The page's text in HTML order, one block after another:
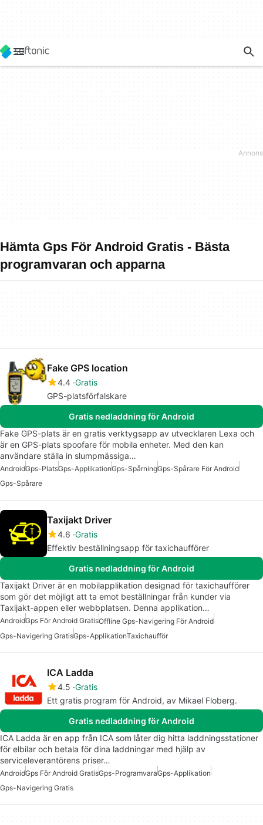
Hämta Gps För Android Gratis - Bästa
programvaran och apparna
Fake GPS location
4.4 Gratis
GPS-platsförfalskare
Gratis nedladdning för Android
Fake GPS-plats är en gratis verktygsapp av utvecklaren Lexa och
är en GPS-plats spoofare för mobila enheter. Med den kan
användare ställa in slumpmässiga…
AndroidGps-PlatsGps-ApplikationGps-SpårningGps-Spårare För Android
Gps-Spårare
Taxijakt Driver
4.6 Gratis
Effektiv beställningsapp för taxichaufförer
Gratis nedladdning för Android
Taxijakt Driver är en mobilapplikation designad för taxichaufförer
som gör det möjligt att ta emot beställningar från kunder via
Taxijakt-appen eller webbplatsen. Denna applikation…
AndroidGps För Android GratisOffline Gps-Navigering För Android
Gps-Navigering GratisGps-ApplikationTaxichaufför
ICA Ladda
4.5 Gratis
Ett gratis program för Android, av Mikael Floberg.
Gratis nedladdning för Android
ICA Ladda är en app från ICA som låter dig hitta laddningsstationer
för elbilar och betala för dina laddningar med hjälp av
serviceleverantörens priser…
AndroidGps För Android GratisGps-ProgramvaraGps-Applikation
Gps-Navigering Gratis